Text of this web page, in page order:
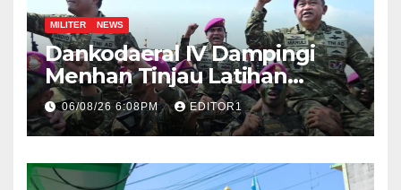
MILITER NEWS
Dankodaeral IV Dampingi
Menhan Tinjau Latihan
Operasi TNI Terintegrasi 2026
06/08/26 6:08PM EDITOR1